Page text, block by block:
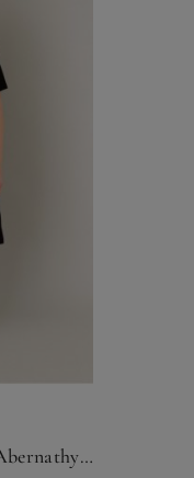
Base Level Curvy Shirtkleid Abernathy Sommerkleid In leicht ausgestellter Form